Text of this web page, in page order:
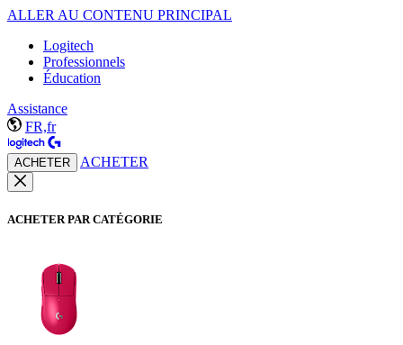
ALLER AU CONTENU PRINCIPAL
Logitech
Professionnels
Éducation
Assistance
FR,fr
ACHETER ACHETER
ACHETER PAR CATÉGORIE